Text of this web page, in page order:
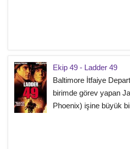
Ekip 49 - Ladder 49
Baltimore İtfaiye
birimde görev yapan
Phoenix) işine büyük